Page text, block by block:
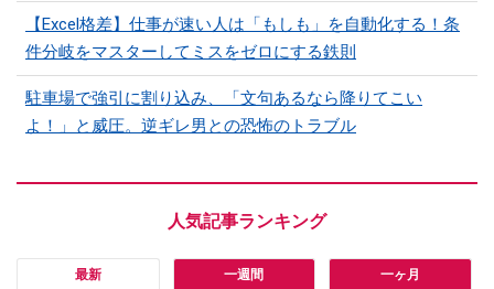
【Excel格差】仕事が速い人は「もしも」を自動化する！条
件分岐をマスターしてミスをゼロにする鉄則
駐車場で強引に割り込み、「文句あるなら降りてこい
よ！」と威圧。逆ギレ男との恐怖のトラブル
最新 一週間 一ヶ月